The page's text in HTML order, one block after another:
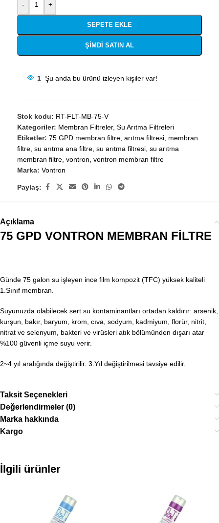
- +
SEPETE EKLE
ŞIMDI SATIN AL
1 Şu anda bu ürünü izleyen kişiler var!
Stok kodu: RT-FLT-MB-75-V
Kategoriler: Membran Filtreler, Su Arıtma Filtreleri
Etiketler: 75 GPD membran filtre, arıtma filtresi, membran
filtre, su arıtma ana filtre, su arıtma filtresi, su arıtma
membran filtre, vontron, vontron membran filtre
Marka: Vontron
Paylaş:
Açıklama
75 GPD VONTRON MEMBRAN FİLTRE
Günde 75 galon su işleyen ince film kompozit (TFC) yüksek kaliteli
1.Sınıf membran.
Suyunuzda olabilecek sert su kontaminantları ortadan kaldırır: arsenik,
kurşun, bakır, baryum, krom, cıva, sodyum, kadmiyum, florür, nitrit,
nitrat ve selenyum, bakteri ve virüsleri atık bölümünden dışarı atar
%100 güvenli içme suyu verir.
2~4 yıl aralığında değiştirilir. 3.Yıl değiştirilmesi tavsiye edilir.
Taksit Seçenekleri
Değerlendirmeler (0)
Marka hakkında
Kargo
İlgili ürünler